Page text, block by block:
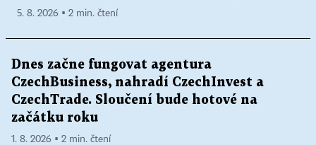
5. 8. 2026 ▪ 2 min. čtení
Dnes začne fungovat agentura
CzechBusiness, nahradí CzechInvest a
CzechTrade. Sloučení bude hotové na
začátku roku
1. 8. 2026 ▪ 2 min. čtení